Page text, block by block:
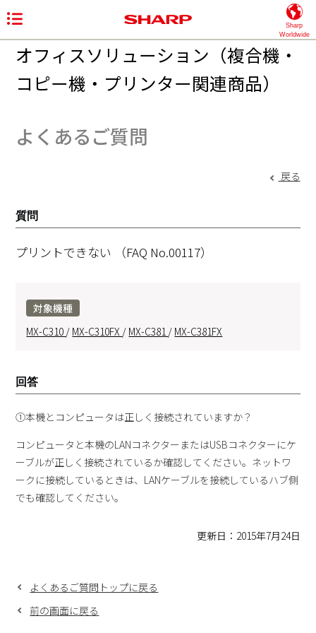
Sharp
Worldwide
オフィスソリューション（複合機・
コピー機・プリンター関連商品）
よくあるご質問
戻る
質問
プリントできない （FAQ No.00117）
対象機種
MX-C310 / MX-C310FX / MX-C381 / MX-C381FX
回答
①本機とコンピュータは正しく接続されていますか？
コンピュータと本機のLANコネクターまたはUSBコネクターにケ
ーブルが正しく接続されているか確認してください。ネットワ
ークに接続しているときは、LANケーブルを接続しているハブ側
でも確認してください。
更新日：2015年7月24日
よくあるご質問トップに戻る
前の画面に戻る